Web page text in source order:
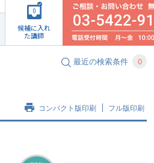
0
候補に入れ
た講師
最近の検索条件 0
コンパクト版印刷 フル版印刷